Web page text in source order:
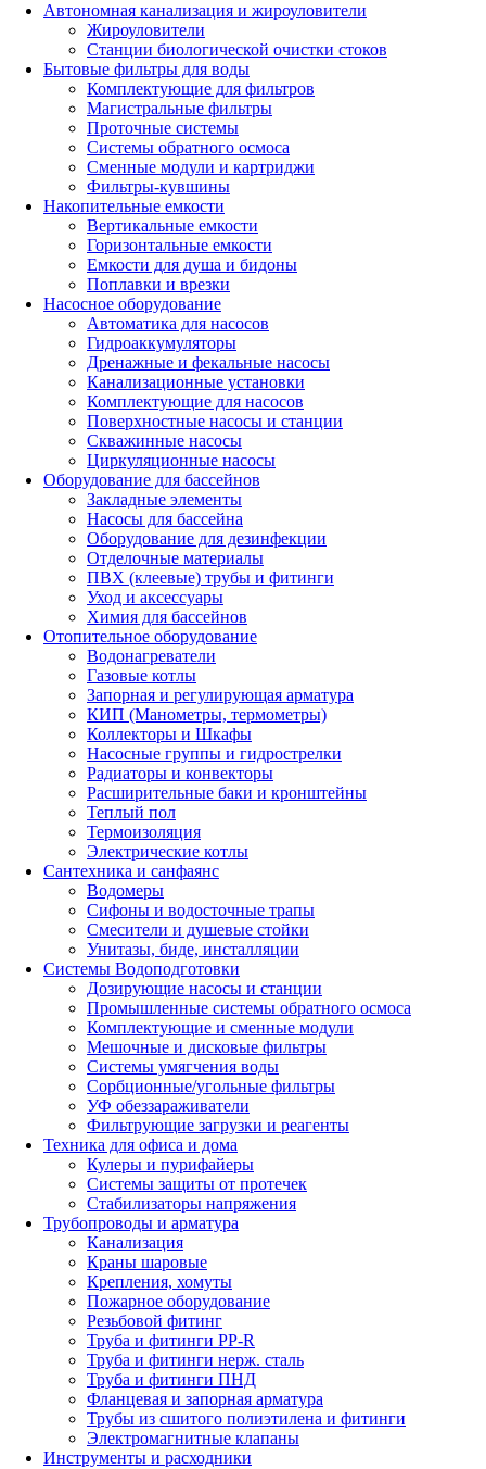
Автономная канализация и жироуловители
Жироуловители
Станции биологической очистки стоков
Бытовые фильтры для воды
Комплектующие для фильтров
Магистральные фильтры
Проточные системы
Системы обратного осмоса
Сменные модули и картриджи
Фильтры-кувшины
Накопительные емкости
Вертикальные емкости
Горизонтальные емкости
Емкости для душа и бидоны
Поплавки и врезки
Насосное оборудование
Автоматика для насосов
Гидроаккумуляторы
Дренажные и фекальные насосы
Канализационные установки
Комплектующие для насосов
Поверхностные насосы и станции
Скважинные насосы
Циркуляционные насосы
Оборудование для бассейнов
Закладные элементы
Насосы для бассейна
Оборудование для дезинфекции
Отделочные материалы
ПВХ (клеевые) трубы и фитинги
Уход и аксессуары
Химия для бассейнов
Отопительное оборудование
Водонагреватели
Газовые котлы
Запорная и регулирующая арматура
КИП (Манометры, термометры)
Коллекторы и Шкафы
Насосные группы и гидрострелки
Радиаторы и конвекторы
Расширительные баки и кронштейны
Теплый пол
Термоизоляция
Электрические котлы
Сантехника и санфаянс
Водомеры
Сифоны и водосточные трапы
Смесители и душевые стойки
Унитазы, биде, инсталляции
Системы Водоподготовки
Дозирующие насосы и станции
Промышленные системы обратного осмоса
Комплектующие и сменные модули
Мешочные и дисковые фильтры
Системы умягчения воды
Сорбционные/угольные фильтры
УФ обеззараживатели
Фильтрующие загрузки и реагенты
Техника для офиса и дома
Кулеры и пурифайеры
Системы защиты от протечек
Стабилизаторы напряжения
Трубопроводы и арматура
Канализация
Краны шаровые
Крепления, хомуты
Пожарное оборудование
Резьбовой фитинг
Труба и фитинги PP-R
Труба и фитинги нерж. сталь
Труба и фитинги ПНД
Фланцевая и запорная арматура
Трубы из сшитого полиэтилена и фитинги
Электромагнитные клапаны
Инструменты и расходники